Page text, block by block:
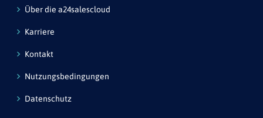
Über die a24salescloud
Karriere
Kontakt
Nutzungsbedingungen
Datenschutz